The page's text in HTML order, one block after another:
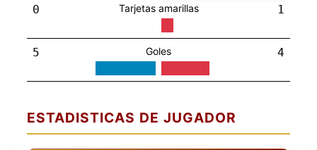
0 Tarjetas amarillas 1
5 Goles 4
ESTADISTICAS DE JUGADOR